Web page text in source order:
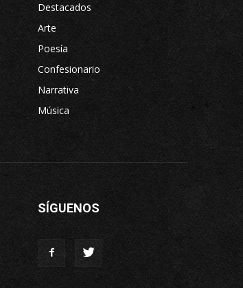
Destacados
Arte
Poesía
Confesionario
Narrativa
Música
SÍGUENOS